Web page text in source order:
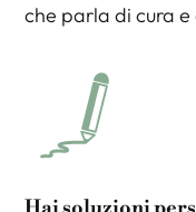
che parla di cura